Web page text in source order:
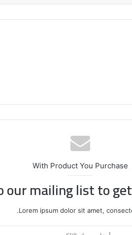
With Product You Purchase
our mailing list to
Lorem ipsum dolor sit amet,